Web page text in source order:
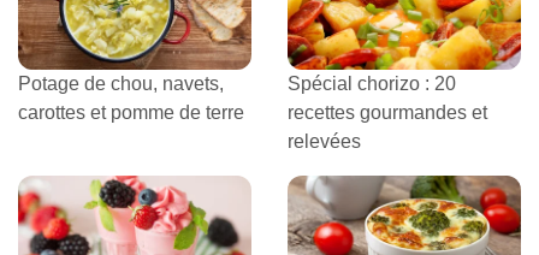
Potage de chou, navets,
carottes et pomme de terre
Spécial chorizo : 20
recettes gourmandes et
relevées